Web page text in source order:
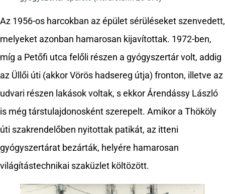
Az 1956-os harcokban az épület sérüléseket szenvedett,
melyeket azonban hamarosan kijavítottak. 1972-ben,
míg a Petőfi utca felőli részen a gyógyszertár volt, addig
az Üllői úti (akkor Vörös hadsereg útja) fronton, illetve az
udvari részen lakások voltak, s ekkor Árendássy László
is még társtulajdonosként szerepelt. Amikor a Thököly
úti szakrendelőben nyitottak patikát, az itteni
gyógyszertárat bezárták, helyére hamarosan
világítástechnikai szaküzlet költözött.